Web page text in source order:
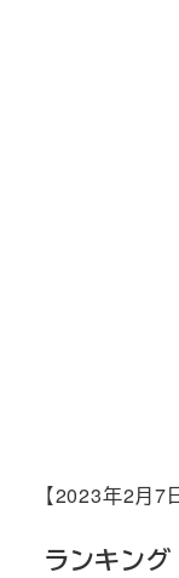
【2023年2月7
ランキング